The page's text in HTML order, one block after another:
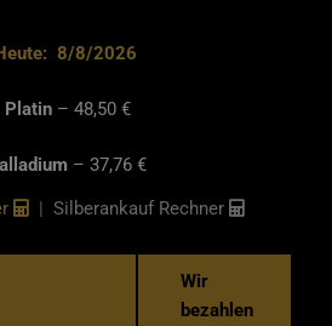
8/8/2026
Platin – 48,50 €
– 37,76 €
| Silberankauf Rechner
Wir
bezahlen